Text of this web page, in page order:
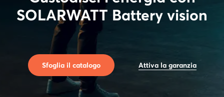
SOLARWATT Battery vision
Sfoglia il catalogo Attiva la garanzia